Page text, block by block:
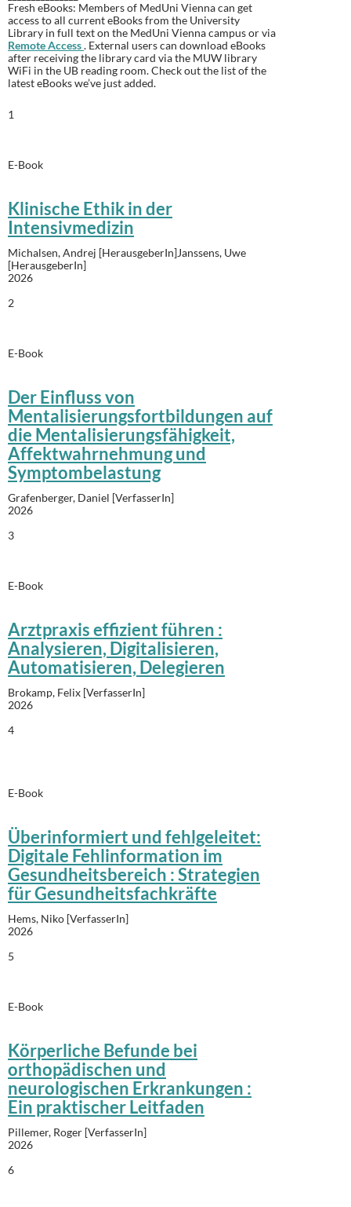
Fresh eBooks: Members of MedUni Vienna can get
access to all current eBooks from the University
Library in full text on the MedUni Vienna campus or via
Remote Access. External users can download eBooks
after receiving the library card via the MUW library
WiFi in the UB reading room.Check out the list of the
latest eBooks we’ve just added.
1
E-Book
Klinische Ethik in der
Intensivmedizin
Michalsen, Andrej [HerausgeberIn]Janssens, Uwe
[HerausgeberIn]
2026
2
E-Book
Der Einfluss von
Mentalisierungsfortbildungen auf
die Mentalisierungsfähigkeit,
Affektwahrnehmung und
Symptombelastung
Grafenberger, Daniel [VerfasserIn]
2026
3
E-Book
Arztpraxis effizient führen :
Analysieren, Digitalisieren,
Automatisieren, Delegieren
Brokamp, Felix [VerfasserIn]
2026
4
E-Book
Überinformiert und fehlgeleitet:
Digitale Fehlinformation im
Gesundheitsbereich : Strategien
für Gesundheitsfachkräfte
Hems, Niko [VerfasserIn]
2026
5
E-Book
Körperliche Befunde bei
orthopädischen und
neurologischen Erkrankungen :
Ein praktischer Leitfaden
Pillemer, Roger [VerfasserIn]
2026
6